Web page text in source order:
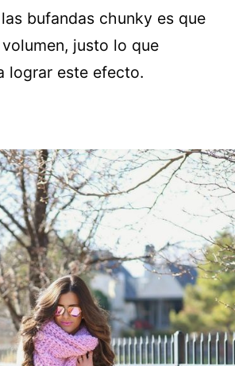
bufandas chunky es que
justo lo que
lograr este efecto.